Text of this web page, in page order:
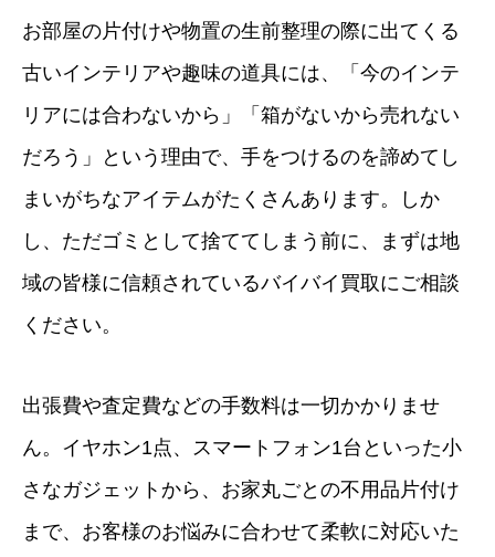
お部屋の片付けや物置の生前整理の際に出てくる
古いインテリアや趣味の道具には、「今のインテ
リアには合わないから」「箱がないから売れない
だろう」という理由で、手をつけるのを諦めてし
まいがちなアイテムがたくさんあります。しか
し、ただゴミとして捨ててしまう前に、まずは地
域の皆様に信頼されているバイバイ買取にご相談
ください。
出張費や査定費などの手数料は一切かかりませ
ん。イヤホン1点、スマートフォン1台といった小
さなガジェットから、お家丸ごとの不用品片付け
まで、お客様のお悩みに合わせて柔軟に対応いた